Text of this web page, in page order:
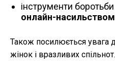
інструменти боротьби
онлайн-насильством
Також посилюється увага
жінок і вразливих спільнот.